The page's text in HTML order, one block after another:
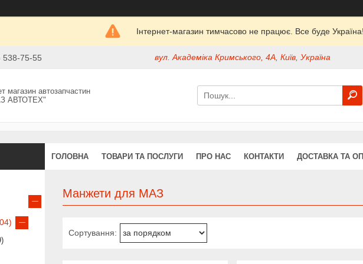
Інтернет-магазин тимчасово не працює. Все буде
538-75-55 вул. Академіка Кримського, 4А, Київ, Україна
магазин автозапчастин
АВТОТЕХ"
ГОЛОВНА ТОВАРИ ТА ПОСЛУГИ ПРО НАС КОНТАКТИ ДОСТАВКА ТА
Манжети для МАЗ